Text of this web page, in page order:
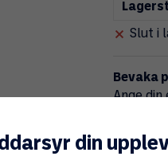
Slut i
Bevaka
Ange din
din